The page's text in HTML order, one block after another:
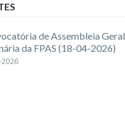
de Assembleia Geral
da FPAS (18-04-2026)